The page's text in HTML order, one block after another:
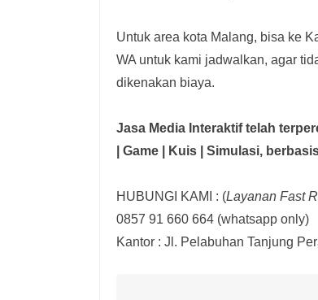
Untuk area kota Malang, bisa ke
WA untuk kami jadwalkan, agar
dikenakan biaya.
Jasa Media Interaktif telah
| Game | Kuis | Simulasi,
HUBUNGI KAMI : (Layanan Fast
0857 91 660 664 (whatsapp only)
Kantor : Jl. Pelabuhan Tanjung